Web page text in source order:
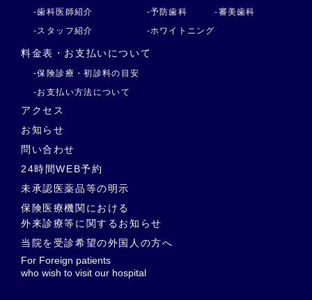
-歯科医師紹介
-スタッフ紹介
-予防歯科
-ホワイトニング
-審美歯科
料金表・お支払いについて
-保険診療・初診料の目安
-お支払い方法について
アクセス
お知らせ
問い合わせ
24時間WEB予約
未承認医薬品等の明示
保険医療機関における
外来診療等に関するお知らせ
当院を受診希望の外国人の方へ
For Foreign patients
who wish to visit our hospital